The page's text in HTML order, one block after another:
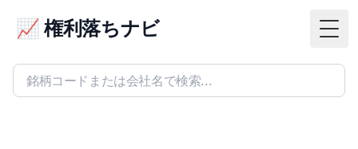
📈 権利落ちナビ